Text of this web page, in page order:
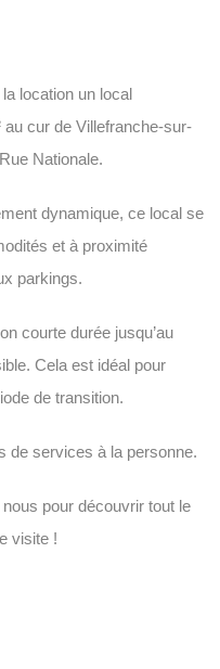
location un local
cur de Villefranche-sur-
Nationale.
dynamique, ce local se
et à proximité
parkings.
courte durée jusqu’au
Cela est idéal pour
de transition.
de services à la personne.
pour découvrir tout le
visite !